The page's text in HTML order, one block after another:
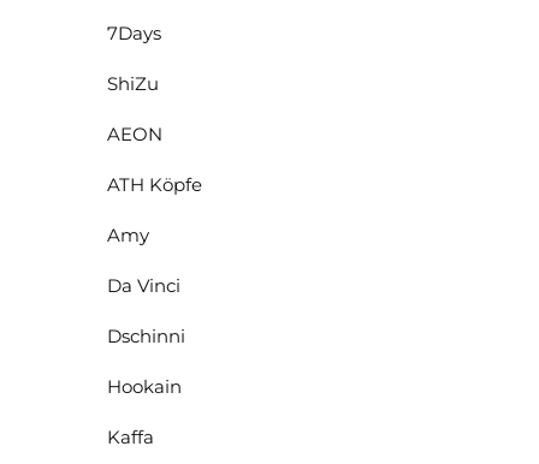
7Days
ShiZu
AEON
ATH Köpfe
Amy
Da Vinci
Dschinni
Hookain
Kaffa